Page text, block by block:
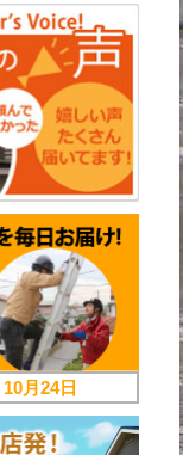
10月24日